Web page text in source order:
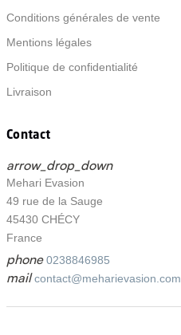
Conditions générales de vente
Mentions légales
Politique de confidentialité
Livraison
Contact
arrow_drop_down
Mehari Evasion
49 rue de la Sauge
45430 CHÉCY
France
phone 0238846985
mail contact@meharievasion.com